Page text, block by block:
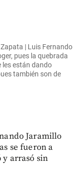
| Luis Fernando
pues la quebrada
les están dando
también son de
Jaramillo
se fueron a
y arrasó sin